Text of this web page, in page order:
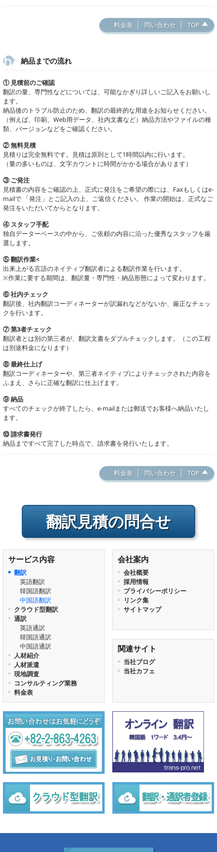
サービス内容
翻訳
英語翻訳
韓国語翻訳
中国語翻訳
クラウド型翻訳
通訳
英語通訳
韓国語通訳
中国語通訳
人材紹介
人材派遣
現地調査
コンサルティング業務
料金表
会社案内
会社概要
採用情報
プライバシーポリシー
リンク集
サイトマップ
関連サイト
当社ブログ
当社カフェ
料金表 問い合わせ TOP
納品までの流れ
① 見積前のご確認
翻訳の量、専門性などについては、可能なかぎり詳しいご記入をお願いし
ます。
納品後のトラブル防止のため、翻訳の最終的な用途をお知らせください。
（例えば、印刷、Web用データ、社内文書など）納品方法やファイルの種
類、バージョンなどをご確認ください。
② 無料見積
見積りは完全無料です。見積は原則として1時間以内に行います。
（量の多いものは、文字カウントに時間がかかる場合があります）
③ ご発注
見積書の内容をご確認の上、正式に発注をご希望の際には、Faxもしくはe-
mailで 「発注」とご記入の上、ご返信ください。 作業の開始は、正式なご
発注をいただいてからとなります。
④ スタッフ手配
独自データーベースの中から、ご依頼の内容に沿った優秀なスタッフを厳
選します。
⑤ 翻訳作業<
出来上がる言語のネイティブ翻訳者による翻訳作業を行います。
※作業に要する期間は、翻訳量・専門性・納品形態によって変わります。
⑥ 社内チェック
翻訳後、社内翻訳コーディネーターが訳漏れなどがないか、厳正なチェッ
クを行います。
⑦ 第3者チェック
翻訳者とは別の第三者が、翻訳文書をダブルチェックします。（この工程
は別途料金になります）
⑧ 最終仕上げ
翻訳コーディネーターや、第三者ネイティブによりチェックされた内容を
ふまえ、さらに正確な翻訳に仕上げます。
⑨ 納品
すべてのチェックが終了したら、e-mailまたは郵送でお客様へ納品いたし
ます。
⑩ 請求書発行
納品まですべて完了した時点で、請求書を発行いたします。
料金表 問い合わせ TOP
翻訳見積の問合せ